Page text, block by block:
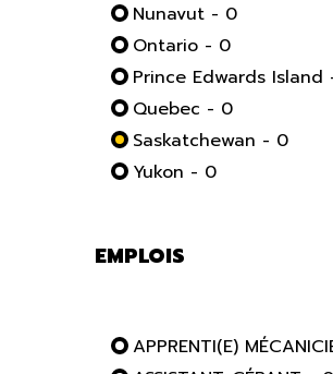
Nunavut - 0
Ontario - 0
Prince Edwards Island
Quebec - 0
Saskatchewan - 0
Yukon - 0
EMPLOIS
APPRENTI(E)